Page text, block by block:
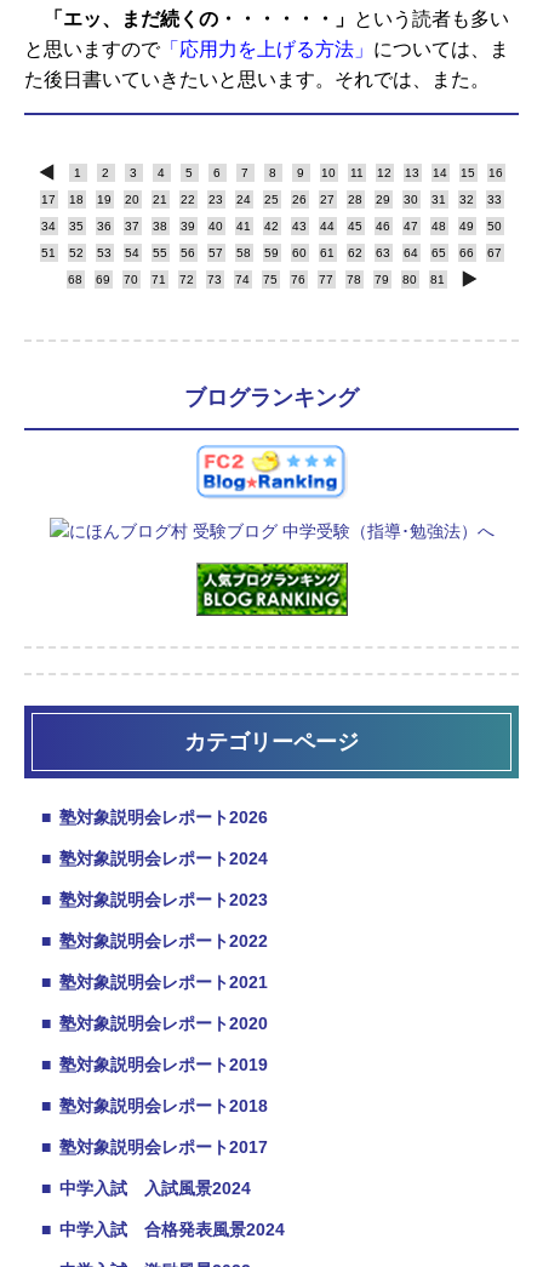
「エッ、まだ続くの・・・・・・」 という読者も多い
と思いますので「応用力を上げる方法」 については、ま
た後日書いていきたいと思います。それでは、また。
1 2 3 4 5 6 7 8 9 10 11 12 13 14 15
16
17
18 19 20 21 22 23 24 25 26 27 28 29 30 31 32
33
34
35 36 37 38 39 40 41 42 43 44 45 46 47 48 49
50
51
52 53 54 55 56 57 58 59 60 61 62 63 64 65 66
67
68
69 70 71 72 73 74 75 76 77 78 79 80 81
ブログランキング
カテゴリーページ
■ 塾対象説明会レポート2026
■ 塾対象説明会レポート2024
■ 塾対象説明会レポート2023
■ 塾対象説明会レポート2022
■ 塾対象説明会レポート2021
■ 塾対象説明会レポート2020
■ 塾対象説明会レポート2019
■ 塾対象説明会レポート2018
■ 塾対象説明会レポート2017
■ 中学入試 入試風景2024
■ 中学入試 合格発表風景2024